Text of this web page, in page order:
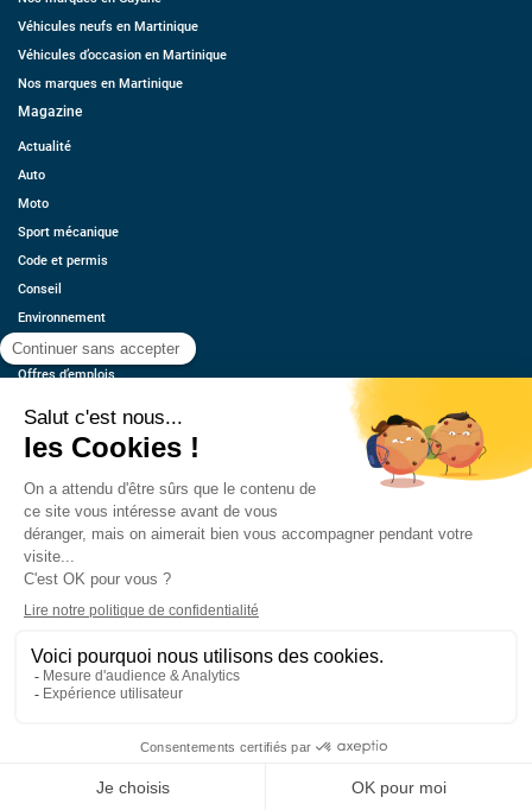
Véhicules neufs en Martinique
Véhicules d’occasion en Martinique
Nos marques en Martinique
Magazine
Actualité
Auto
Moto
Sport mécanique
Code et permis
Conseil
Environnement
Économie
Offres d’emplois
Contact
Estimez votre voiture
Mentions légales
CGU
Réalisé, hébergé et référencé par PIXELL